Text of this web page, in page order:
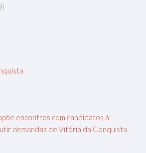
encontros com candidatos à
demandas de Vitória da Conquista